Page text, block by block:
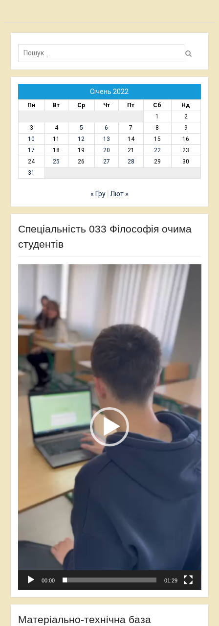
Пошук:
Січень 2022
Пн Вт Ср Чт Пт Сб
Нд
1
2
3
4 5 6 7 8
9
10
11 12 13 14 15
16
17
18 19 20 21 22
23
24
25 26 27 28 29
30
31
« Гру Лют »
Спеціальність 033 Філософія очима
студентів
00:00 01:29
Матеріально-технічна база